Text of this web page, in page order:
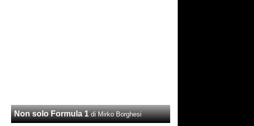
Non solo Formula 1 di Mirko Borghesi